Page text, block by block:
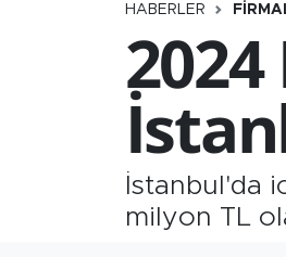
HABERLER
İstanbul'da
milyon TL
Firmalardan
İş ve Ekonomi
Moda-Magazin-Eğlence
Namaz Vakitleri
Trafik Durumu
Şampiyonlar Ligi Puan
Tüm Manşetler
Son Dakika Haberleri